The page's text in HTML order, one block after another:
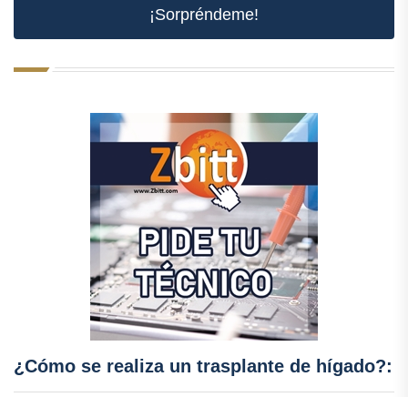
¡Sorpréndeme!
¿Cómo se realiza un trasplante de hígado?: